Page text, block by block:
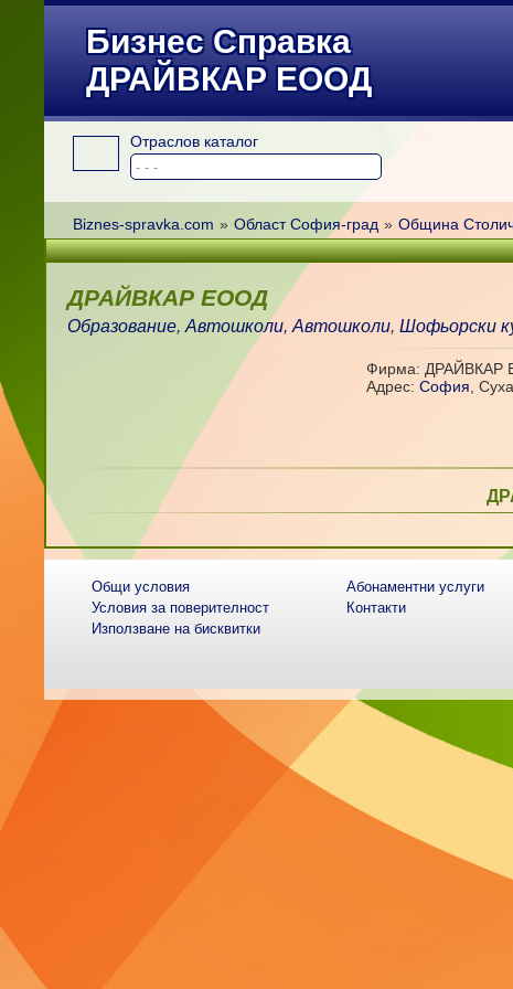
Бизнес Справка
ДРАЙВКАР ЕООД
Отраслов каталог
Biznes-spravka.com » Област София-град » Община
ДРАЙВКАР ЕООД
Образование,Автошколи,Автошколи,Шофьорски
Фирма: ДРАЙВКАР
Адрес:София ,
Общи условия
Условия за поверителност
Използване на бисквитки
Абонаментни услуги
Контакти